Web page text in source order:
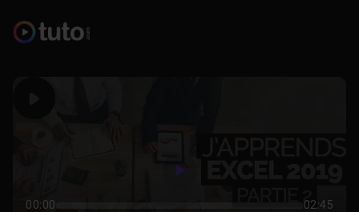
Play
00:00 02:45